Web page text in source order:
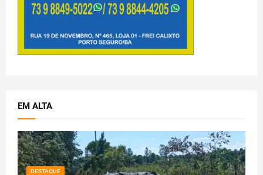
EM ALTA
DESTAQUE